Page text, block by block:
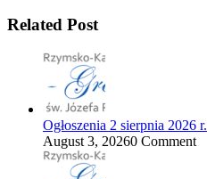
Related Post
Ogłoszenia 2 sierpnia 2026 r.
August 3, 20260 Comment